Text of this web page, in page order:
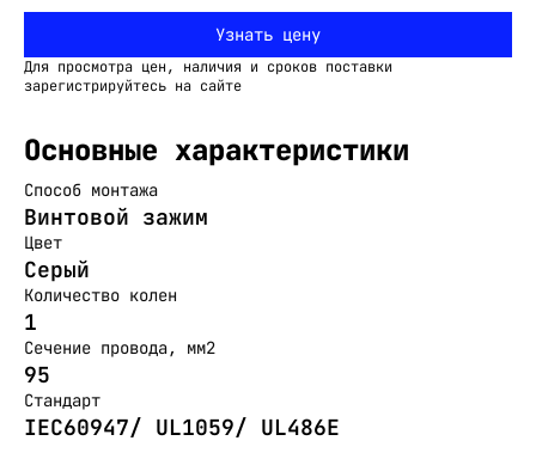
Контакты
Вход
Узнать цену
Для просмотра цен, наличия и сроков поставки
зарегистрируйтесь на сайте
Основные характеристики
Способ монтажа
Винтовой зажим
Цвет
Серый
Количество колен
1
Сечение провода, мм2
95
Стандарт
IEC60947/ UL1059/ UL486E